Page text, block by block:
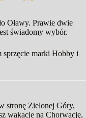
Oławy. Prawie dwie
świadomy wybór.
sprzęcie marki Hobby i
stronę Zielonej Góry,
wakacje na Chorwację,